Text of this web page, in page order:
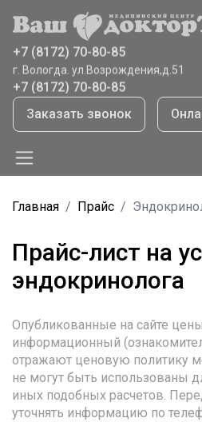
г. Вологда, ул.Ветошкина,д.8
+7 (8172) 70-80-85
г. Вологда. ул.Возрождения,д.51
+7 (8172) 70-80-85
г.Тотьма, ул.Садовая,41
+7 (921) 065 9208
Заказать звонок
Главная Прайс
Прайс-лист на
эндокринолога
Опубликованные на сайте
информационный
отражают ценовую политику
не могут быть использованы
иных подобных расчетов.
уточнять информацию по